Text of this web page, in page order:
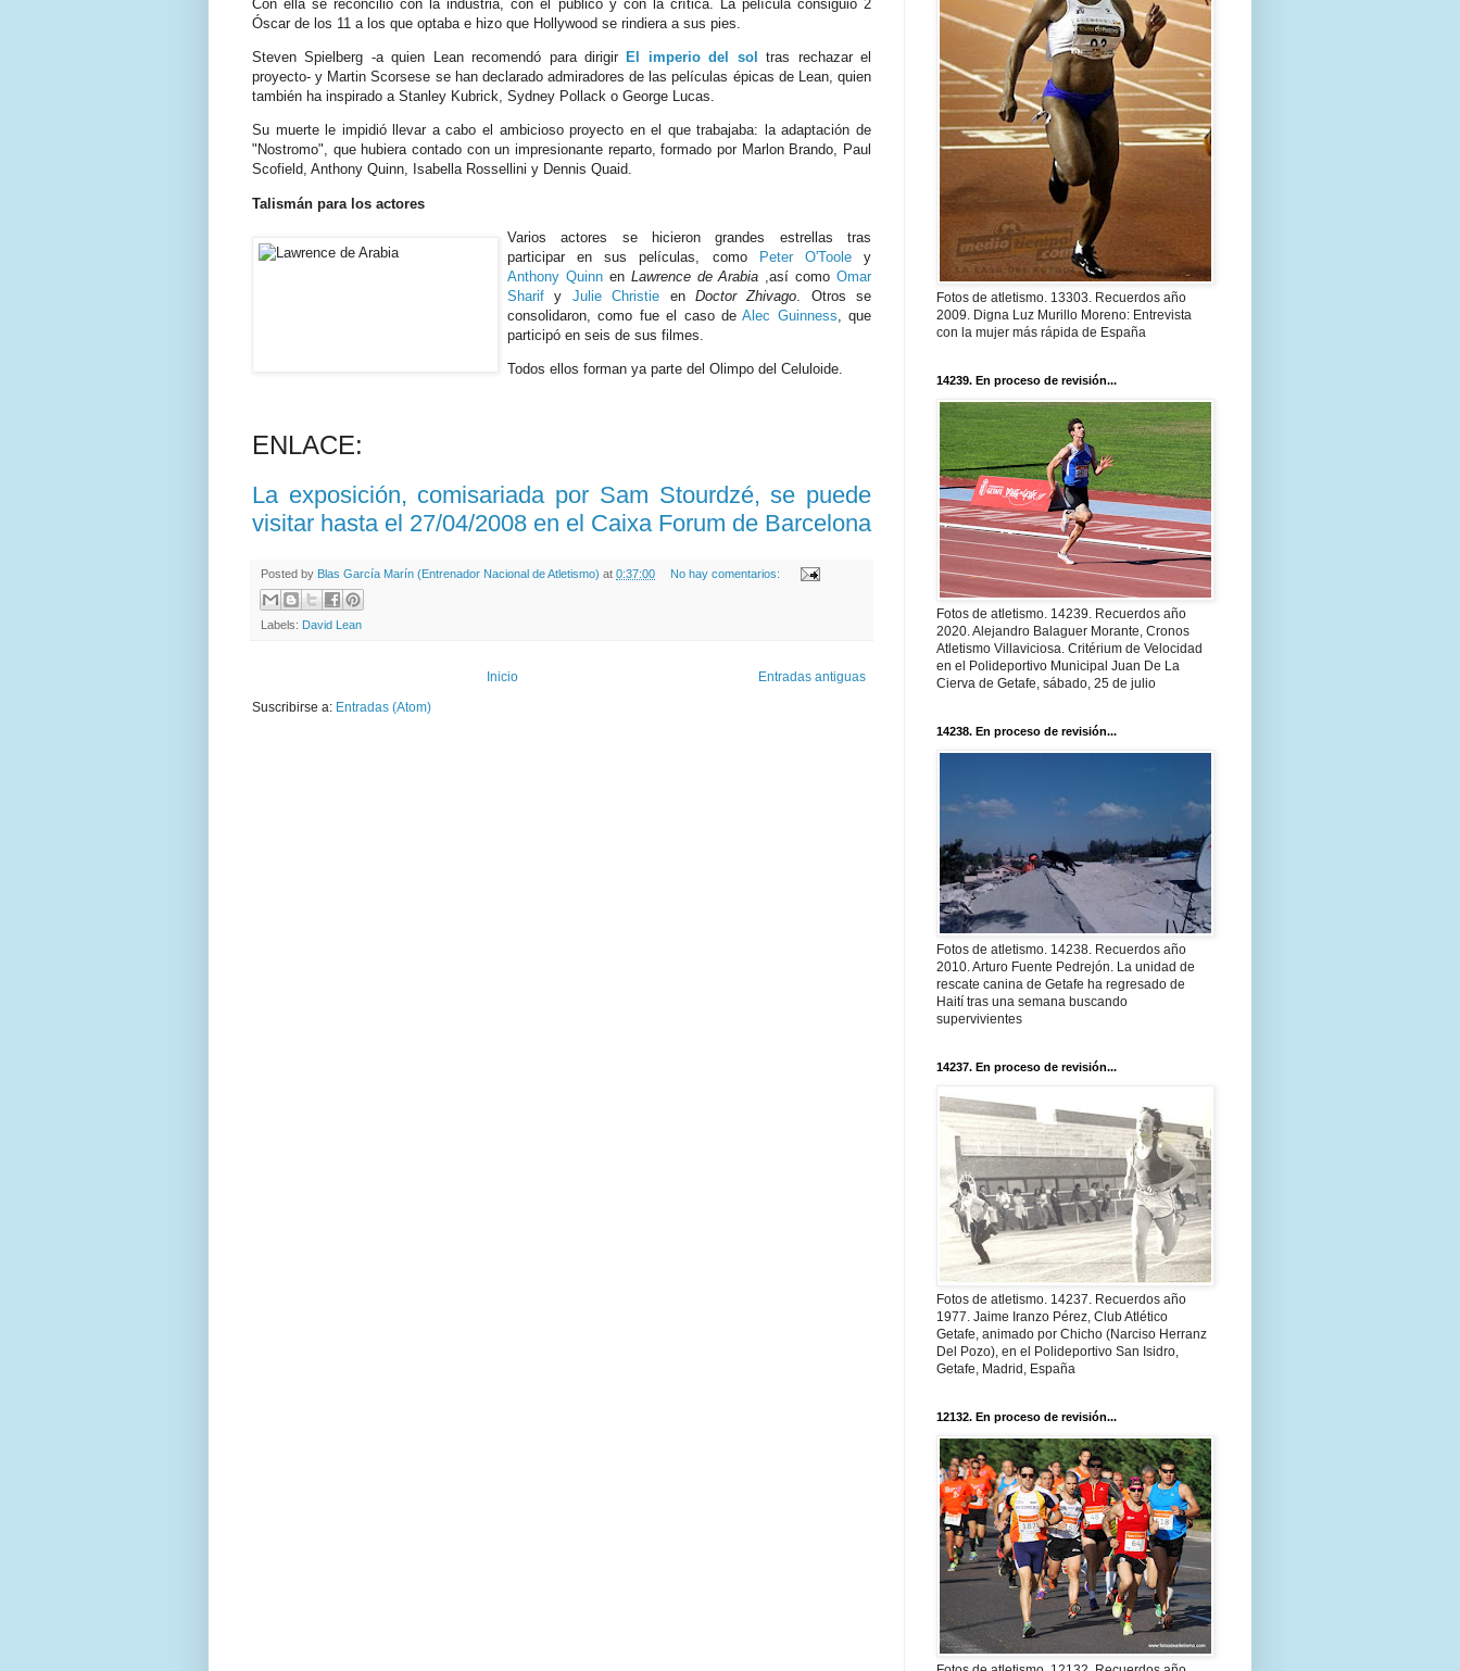
Con ella se reconcilió con la industria, con el público y con la crítica. La película consiguió 2
Óscar de los 11 a los que optaba e hizo que Hollywood se rindiera a sus pies.
Steven Spielberg -a quien Lean recomendó para dirigir El imperio del sol
tras rechazar el
proyecto- y Martin Scorsese se han declarado admiradores de las películas épicas de Lean, quien
también ha inspirado a Stanley Kubrick, Sydney Pollack o George Lucas.
Su muerte le impidió llevar a cabo el ambicioso proyecto en el que trabajaba: la adaptación de
"Nostromo", que hubiera contado con un impresionante reparto, formado por Marlon Brando, Paul
Scofield, Anthony Quinn, Isabella Rossellini y Dennis Quaid.
Talismán para los actores
Varios actores se hicieron grandes estrellas tras
participar en sus películas, como
Peter O'Tooley
Anthony Quinnen Lawrence de Arabia ,así como Omar
Sharif y Julie Christie enDoctor Zhivago . Otros se
consolidaron, como fue el caso deAlec Guinness , que
participó en seis de sus filmes.
Todos ellos forman ya parte del Olimpo del Celuloide.
ENLACE:
La exposición, comisariada por Sam Stourdzé, se puede
visitar hasta el 27/04/2008 en el Caixa Forum de Barcelona
Posted by Blas García Marín (Entrenador Nacional de Atletismo) at 0:37:00 No hay comentarios:
Labels: David Lean
Entradas antiguas
Inicio
Suscribirse a: Entradas (Atom)
Fotos de atletismo. 13303. Recuerdos año
2009. Digna Luz Murillo Moreno: Entrevista
con la mujer más rápida de España
14239. En proceso de revisión...
Fotos de atletismo. 14239. Recuerdos año
2020. Alejandro Balaguer Morante, Cronos
Atletismo Villaviciosa. Critérium de Velocidad
en el Polideportivo Municipal Juan De La
Cierva de Getafe, sábado, 25 de julio
14238. En proceso de revisión...
Fotos de atletismo. 14238. Recuerdos año
2010. Arturo Fuente Pedrejón. La unidad de
rescate canina de Getafe ha regresado de
Haití tras una semana buscando
supervivientes
14237. En proceso de revisión...
Fotos de atletismo. 14237. Recuerdos año
1977. Jaime Iranzo Pérez, Club Atlético
Getafe, animado por Chicho (Narciso Herranz
Del Pozo), en el Polideportivo San Isidro,
Getafe, Madrid, España
12132. En proceso de revisión...